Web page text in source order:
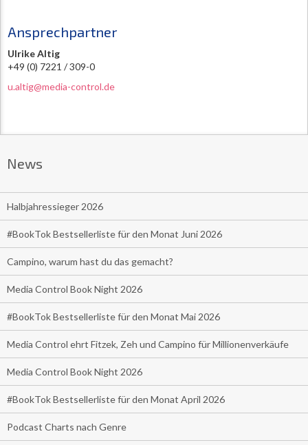
Ansprechpartner
Ulrike Altig
+49 (0) 7221 / 309-0
u.altig@media-control.de
News
Halbjahressieger 2026
#BookTok Bestsellerliste für den Monat Juni 2026
Campino, warum hast du das gemacht?
Media Control Book Night 2026
#BookTok Bestsellerliste für den Monat Mai 2026
Media Control ehrt Fitzek, Zeh und Campino für Millionenverkäufe
Media Control Book Night 2026
#BookTok Bestsellerliste für den Monat April 2026
Podcast Charts nach Genre